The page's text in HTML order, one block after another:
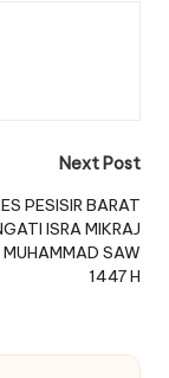
Next Post
PESISIR BARAT
ISRA MIKRAJ
MUHAMMAD SAW
1447 H